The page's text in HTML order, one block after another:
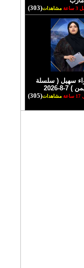
مشاهدات(303)
سهيل ( سلسلة
2026
مشاهدات(305)